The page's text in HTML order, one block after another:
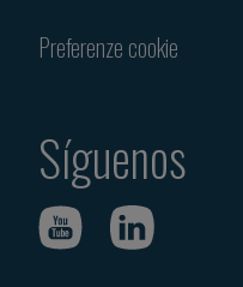
Preferenze cookie
Síguenos